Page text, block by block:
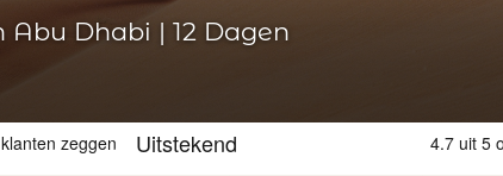
Dhabi | 12 Dagen